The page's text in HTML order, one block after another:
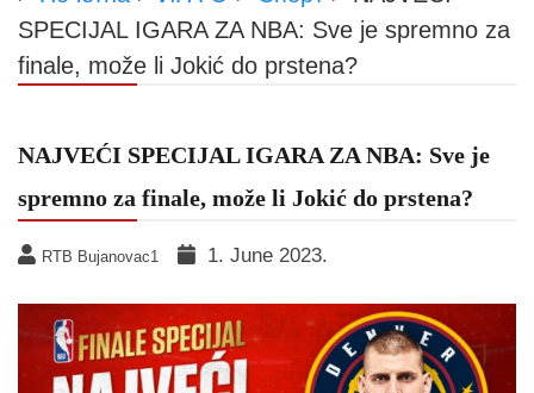
SPECIJAL IGARA ZA NBA: Sve je spremno za
finale, može li Jokić do prstena?
NAJVEĆI SPECIJAL IGARA ZA NBA: Sve je
spremno za finale, može li Jokić do prstena?
RTB Bujanovac1 1. June 2023.